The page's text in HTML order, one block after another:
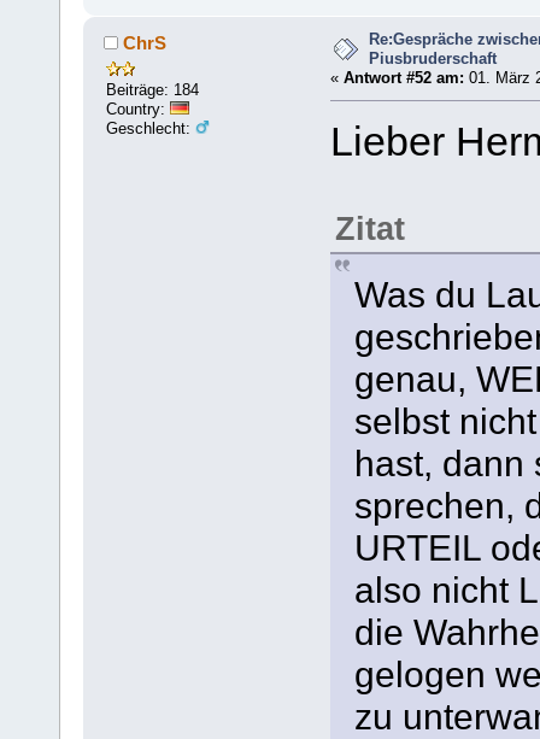
ChrS
Beiträge: 184
Country:
Geschlecht:
Re:Gespräche
Piusbruderschaft
« Antwort #52 am: 01. März
Lieber
Zitat
Was du
genau,
selbst
hast, dann
sprechen,
URTEIL
also nicht
die
gelogen
zu